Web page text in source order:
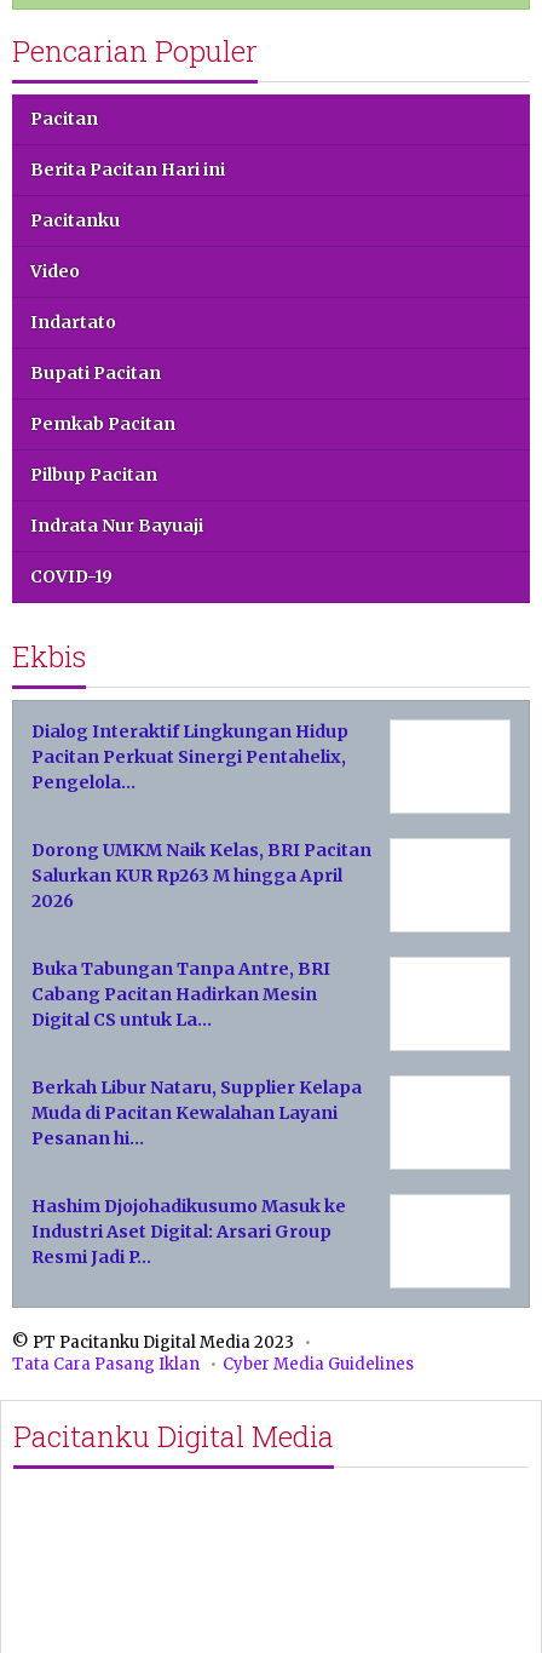
Pencarian Populer
Pacitan
Berita Pacitan Hari ini
Pacitanku
Video
Indartato
Bupati Pacitan
Pemkab Pacitan
Pilbup Pacitan
Indrata Nur Bayuaji
COVID-19
Ekbis
Dialog Interaktif Lingkungan Hidup
Pacitan Perkuat Sinergi Pentahelix,
Pengelola…
Dorong UMKM Naik Kelas, BRI Pacitan
Salurkan KUR Rp263 M hingga April
2026
Buka Tabungan Tanpa Antre, BRI
Cabang Pacitan Hadirkan Mesin
Digital CS untuk La…
Berkah Libur Nataru, Supplier Kelapa
Muda di Pacitan Kewalahan Layani
Pesanan hi…
Hashim Djojohadikusumo Masuk ke
Industri Aset Digital: Arsari Group
Resmi Jadi P…
© PT Pacitanku Digital Media 2023
Tata Cara Pasang Iklan
Cyber Media Guidelines
Pacitanku Digital Media